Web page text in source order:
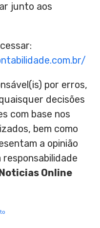
junto aos
por erros,
decisões
com base nos
bem como
a opinião
Online